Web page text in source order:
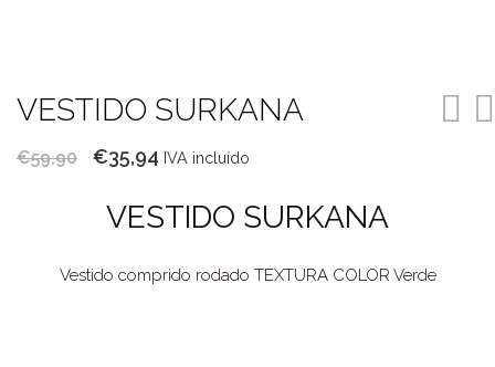
VESTIDO SURKANA
€59,90
O
original
€59,90.
€35,94 O
atual
€35,94.
IVA incluído
VESTIDO SURKANA
Vestido comprido rodado TEXTURA COLOR Verde